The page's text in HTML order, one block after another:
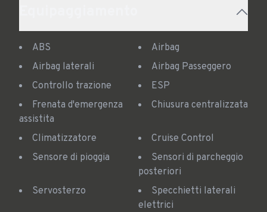
ABS
Airbag
Airbag laterali
Airbag Passeggero
Controllo trazione
ESP
Frenata d'emergenza
assistita
Chiusura centralizzata
Climatizzatore
Cruise Control
Sensore di pioggia
Sensori di parcheggio
posteriori
Servosterzo
Specchietti laterali
elettrici